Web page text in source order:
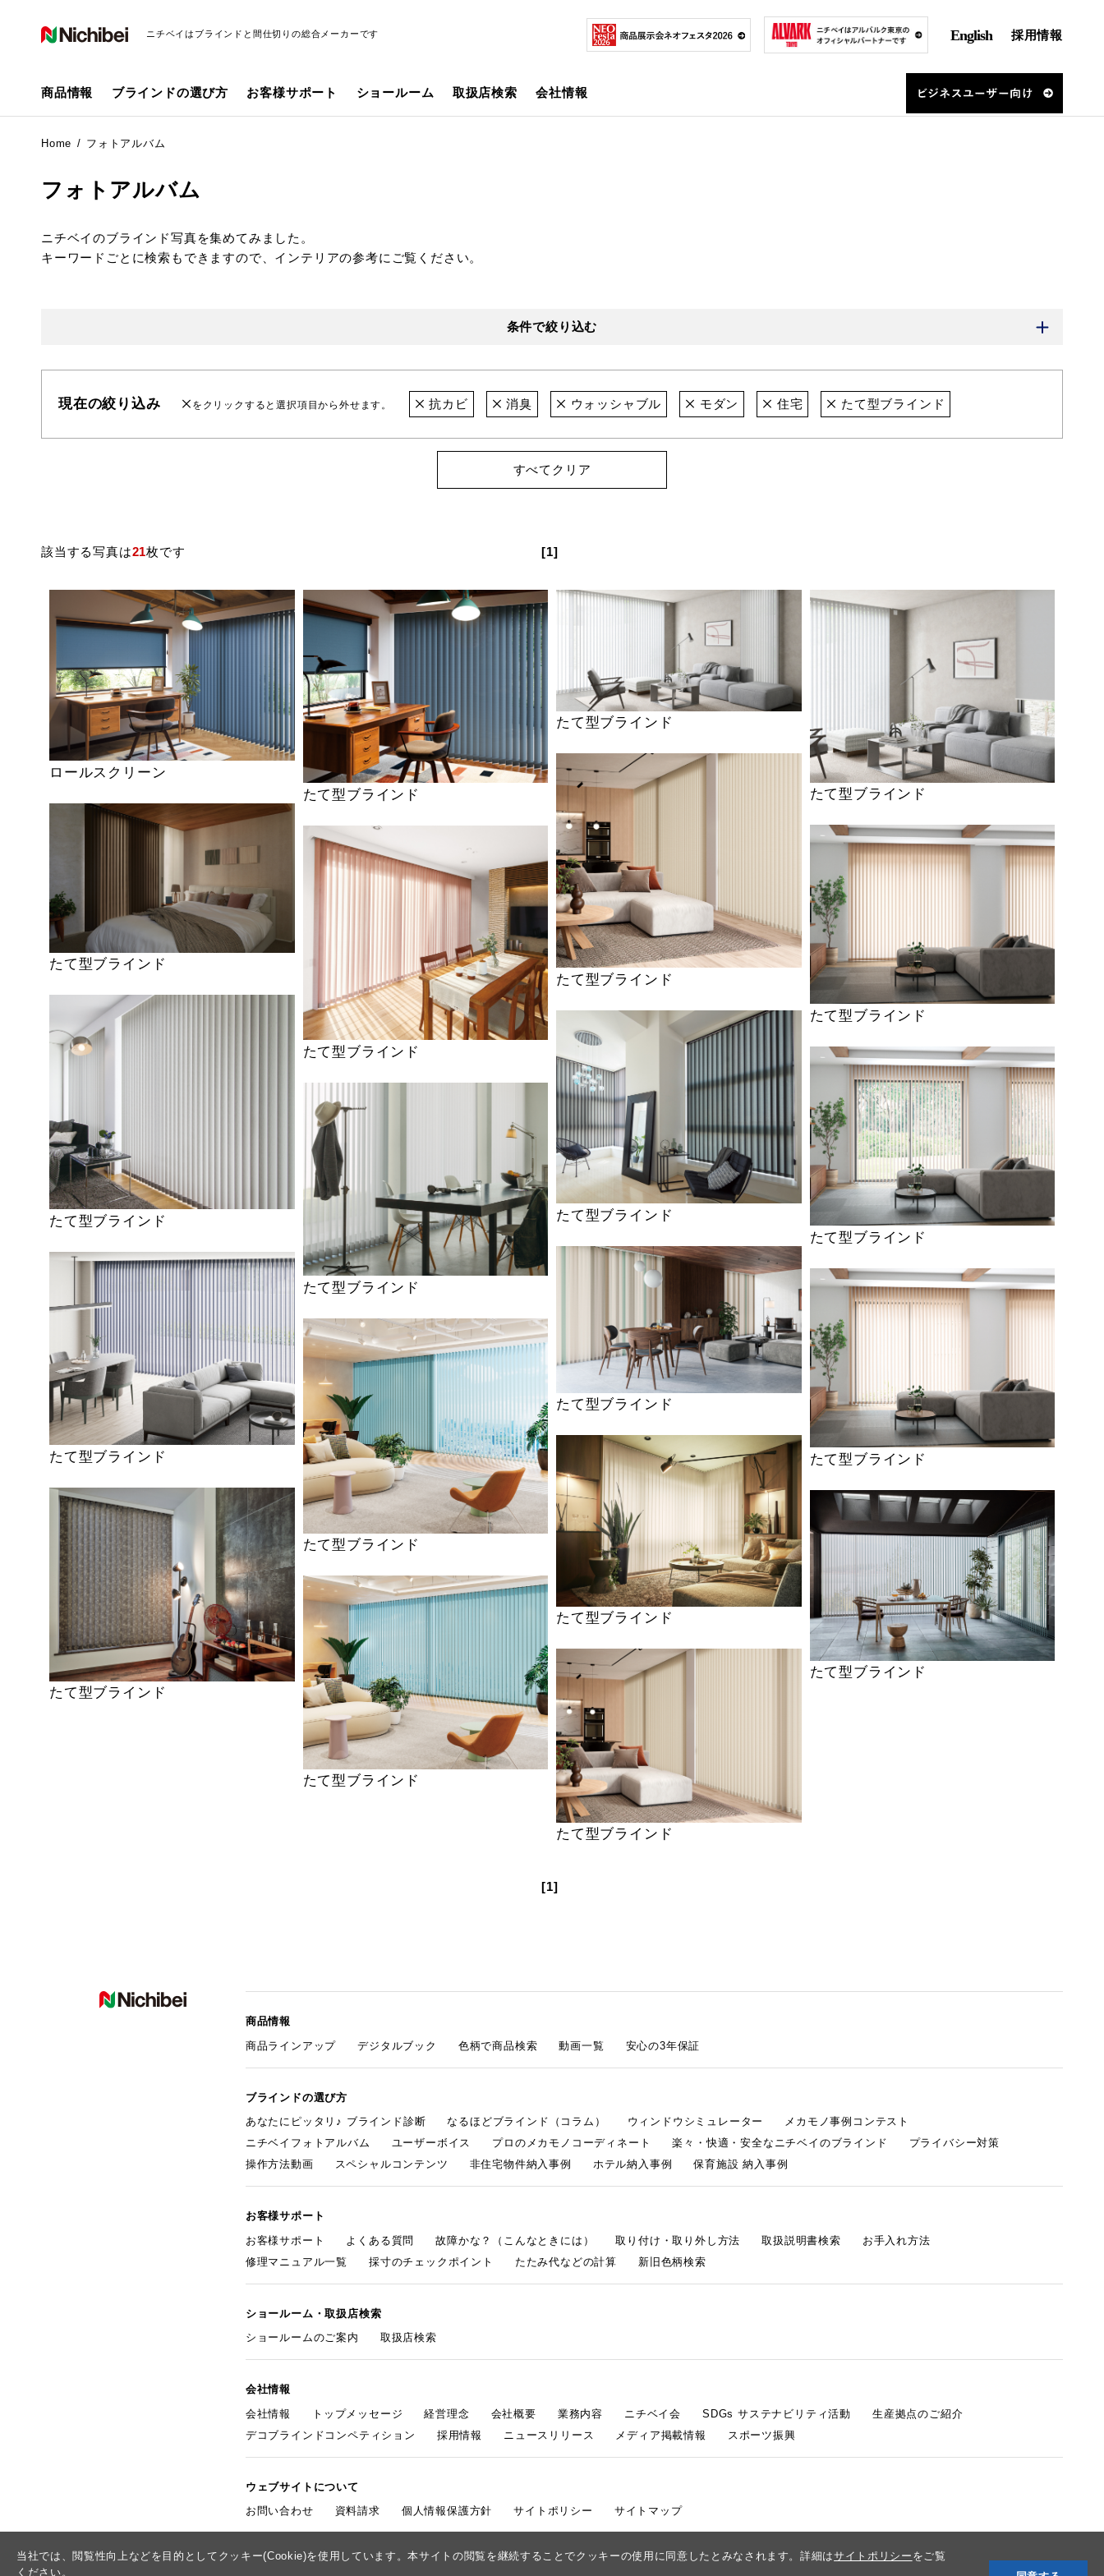
当社では、閲覧性向上などを目的としてクッキー(Cookie)を使用しています。本サイトの閲覧を継続することでクッキーの使用に同意したとみなされます。詳細はサイトポリシー をご覧
ください。
ニチベイはブラインドと間仕切りの総合メーカーです English 採用情報
商品情報 ブラインドの選び方 お客様サポート ショールーム 取扱店検索 会社情報
Home フォトアルバム
フォトアルバム
ニチベイのブラインド写真を集めてみました。
キーワードごとに検索もできますので、インテリアの参考にご覧ください。
条件で絞り込む
現在の絞り込み をクリックすると選択項目から外せます。 抗カビ 消臭 ウォッシャブル モダン 住宅 たて型ブラインド
すべてクリア
該当する写真は21枚です [1]
ロールスクリーン
たて型ブラインド
たて型ブラインド
たて型ブラインド
たて型ブラインド
たて型ブラインド
たて型ブラインド
たて型ブラインド
たて型ブラインド
たて型ブラインド
たて型ブラインド
たて型ブラインド
たて型ブラインド
たて型ブラインド
たて型ブラインド
たて型ブラインド
たて型ブラインド
たて型ブラインド
たて型ブラインド
たて型ブラインド
たて型ブラインド
[1]
商品情報
商品ラインアップ
デジタルブック 色柄で商品検索 動画一覧 安心の3年保証
ブラインドの選び方
あなたにピッタリ♪ ブラインド診断
なるほどブラインド（コラム） ウィンドウシミュレーター
メカモノ事例コンテスト
ニチベイフォトアルバム
ユーザーボイス プロのメカモノコーディネート 楽々・快適・安全なニチベイのブラインド
プライバシー対策
操作方法動画
スペシャルコンテンツ 非住宅物件納入事例 ホテル納入事例 保育施設 納入事例
お客様サポート
お客様サポート
よくある質問 故障かな？（こんなときには） 取り付け・取り外し方法 取扱説明書検索
お手入れ方法
修理マニュアル一覧
採寸のチェックポイント たたみ代などの計算 新旧色柄検索
ショールーム・取扱店検索
ショールームのご案内
取扱店検索
会社情報
会社情報
トップメッセージ 経営理念 会社概要 業務内容 ニチベイ会 SDGs サステナビリティ活動
生産拠点のご紹介
デコブラインドコンペティション
採用情報 ニュースリリース メディア掲載情報 スポーツ振興
ウェブサイトについて
お問い合わせ
資料請求 個人情報保護方針 サイトポリシー サイトマップ